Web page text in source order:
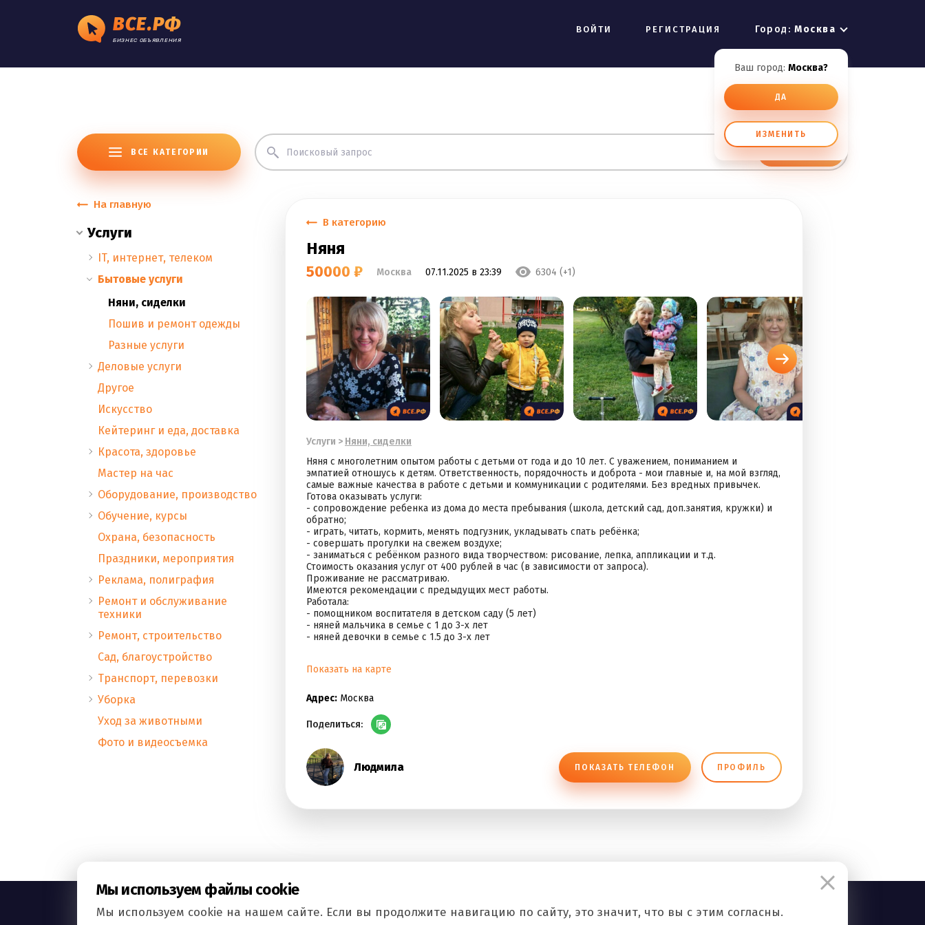
ВСЕ.РФ
БИЗНЕС ОБЪЯВЛЕНИЯ
ВОЙТИ РЕГИСТРАЦИЯ Город:Москва
Ваш город: Москва?
ДА
ИЗМЕНИТЬ
ВСЕ КАТЕГОРИИ
На главную
Услуги
IT, интернет, телеком
Бытовые услуги
Няни, сиделки
Пошив и ремонт одежды
Разные услуги
Деловые услуги
Другое
Искусство
Кейтеринг и еда, доставка
Красота, здоровье
Мастер на час
Оборудование, производство
Обучение, курсы
Охрана, безопасность
Праздники, мероприятия
Реклама, полиграфия
Ремонт и обслуживание
техники
Ремонт, строительство
Сад, благоустройство
Транспорт, перевозки
Уборка
Уход за животными
Фото и видеосъемка
В категорию
Няня
50000 ₽ Москва 07.11.2025 в 23:39 6304 (+1)
Услуги > Няни, сиделки
Няня с многолетним опытом работы с детьми от года и до 10 лет. С уважением, пониманием и
эмпатией отношусь к детям. Ответственность, порядочность и доброта - мои главные и, на мой взгляд,
самые важные качества в работе с детьми и коммуникации с родителями. Без вредных привычек.
Готова оказывать услуги:
- сопровождение ребенка из дома до места пребывания (школа, детский сад, доп.занятия, кружки) и
обратно;
- играть, читать, кормить, менять подгузник, укладывать спать ребёнка;
- совершать прогулки на свежем воздухе;
- заниматься с ребёнком разного вида творчеством: рисование, лепка, аппликации и т.д.
Стоимость оказания услуг от 400 рублей в час (в зависимости от запроса).
Проживание не рассматриваю.
Имеются рекомендации с предыдущих мест работы.
Работала:
- помощником воспитателя в детском саду (5 лет)
- няней мальчика в семье с 1 до 3-х лет
- няней девочки в семье с 1.5 до 3-х лет
Показать на карте
Адрес: Москва
Поделиться:
Людмила ПОКАЗАТЬ ТЕЛЕФОН ПРОФИЛЬ
Мы используем файлы cookie
Мы используем cookie на нашем сайте. Если вы продолжите навигацию по сайту, это значит, что вы с этим согласны.